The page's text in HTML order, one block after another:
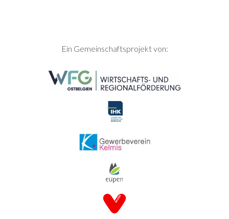
SEITENFUSSEin Gemeinschaftsprojekt von: